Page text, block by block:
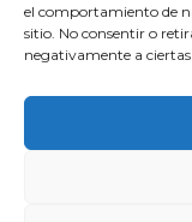
el comportamiento de
sitio. No consentir o
negativamente a